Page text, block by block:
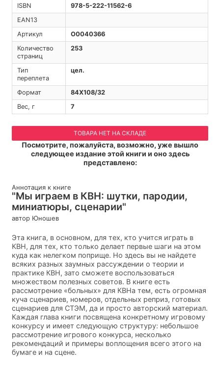
ISBN
978-5-222-11562-6
EAN13
Артикул
O0040366
Количество
страниц
253
Тип
переплета
цел.
Формат
84Х108/32
Вес, г
7
ТОВАРА НЕТ НА СКЛАДЕ
Посмотрите, пожалуйста, возможно, уже вышло
следующее издание этой книги и оно здесь
представлено:
Аннотация к книге
"Мы играем в КВН: шутки, пародии,
миниатюры, сценарии"
автор Юношев
Эта книга, в основном, для тех, кто учится играть в
КВН, для тех, кто только делает первые шаги на этом
куда как нелегком поприще. Но здесь вы не найдете
всяких разных заумных рассуждении о теории и
практике КВН, зато сможете воспользоваться
множеством полезных советов. В книге есть
рассмотрение «больных» для КВНа тем, есть огромная
куча сценариев, номеров, отдельных реприз, готовых
сценариев для СТЭМ, да и просто авторский материал.
Каждая глава книги посвящена конкретному игровому
конкурсу и имеет следующую структуру: небольшое
рассмотрение игрового конкурса, несколько
рекомендаций и примеры воплощения всего этого на
бумаге и на сцене.